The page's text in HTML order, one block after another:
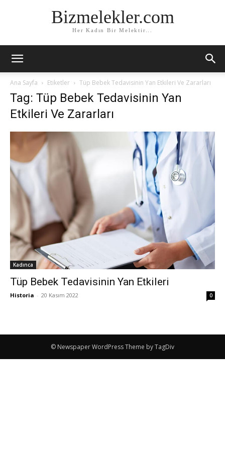
Bizmelekler.com
Her Kadın Bir Melektir...
Ana Sayfa Etiketler Tüp Bebek Tedavisinin Yan Etkileri Ve Zararları
Tag: Tüp Bebek Tedavisinin Yan
Etkileri Ve Zararları
Kadınca
Tüp Bebek Tedavisinin Yan Etkileri
Historia - 20 Kasım 2022 0
© Newspaper WordPress Theme by TagDiv